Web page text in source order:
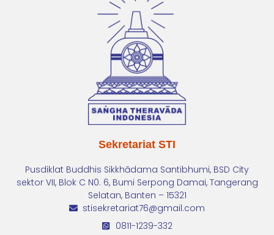
Sekretariat STI
Pusdiklat Buddhis Sikkhādama Santibhumi, BSD City
sektor VII, Blok C N0. 6, Bumi Serpong Damai, Tangerang
Selatan, Banten – 15321
stisekretariat76@gmail.com
0811-1239-332